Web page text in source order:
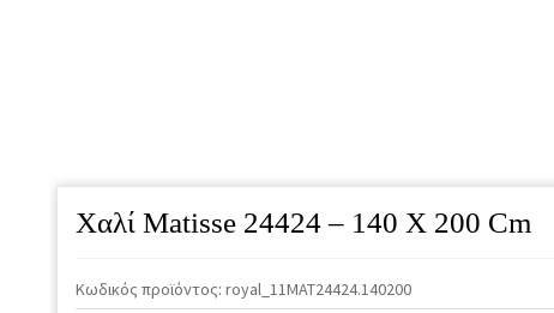
Χαλί Matisse 24424 – 140 X 200 Cm
Κωδικός προϊόντος: royal_11MAT24424.140200